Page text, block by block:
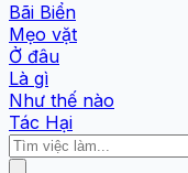
Bãi Biển
Mẹo vặt
Ở đâu
Là gì
Như thế nào
Tác Hại